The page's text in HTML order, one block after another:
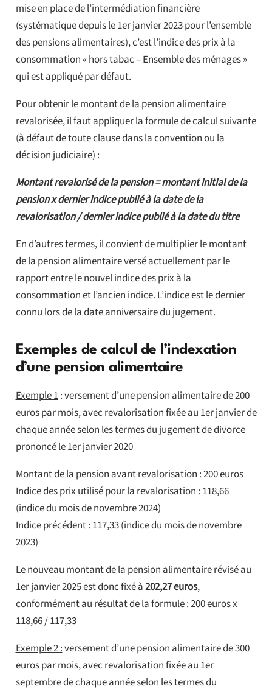
mise en place de l’intermédiation financière
(systématique depuis le 1er janvier 2023 pour l’ensemble
des pensions alimentaires), c’est l’indice des prix à la
consommation « hors tabac – Ensemble des ménages »
qui est appliqué par défaut.
Pour obtenir le montant de la pension alimentaire
revalorisée, il faut appliquer la formule de calcul suivante
(à défaut de toute clause dans la convention ou la
décision judiciaire) :
Montant revalorisé de la pension = montant initial de la
pension x dernier indice publié à la date de la
revalorisation / dernier indice publié à la date du titre
En d’autres termes, il convient de multiplier le montant
de la pension alimentaire versé actuellement par le
rapport entre le nouvel indice des prix à la
consommation et l’ancien indice. L’indice est le dernier
connu lors de la date anniversaire du jugement.
Exemples de calcul de l’indexation
d’une pension alimentaire
Exemple 1: versement d’une pension alimentaire de 200
euros par mois, avec revalorisation fixée au 1er janvier de
chaque année selon les termes du jugement de divorce
prononcé le 1er janvier 2020
Montant de la pension avant revalorisation : 200 euros
Indice des prix utilisé pour la revalorisation : 118,66
(indice du mois de novembre 2024)
Indice précédent : 117,33 (indice du mois de novembre
2023)
Le nouveau montant de la pension alimentaire révisé au
1er janvier 2025 est donc fixé à202,27 euros,
conformément au résultat de la formule : 200 euros x
118,66 / 117,33
Exemple 2 :versement d’une pension alimentaire de 300
euros par mois, avec revalorisation fixée au 1er
septembre de chaque année selon les termes du